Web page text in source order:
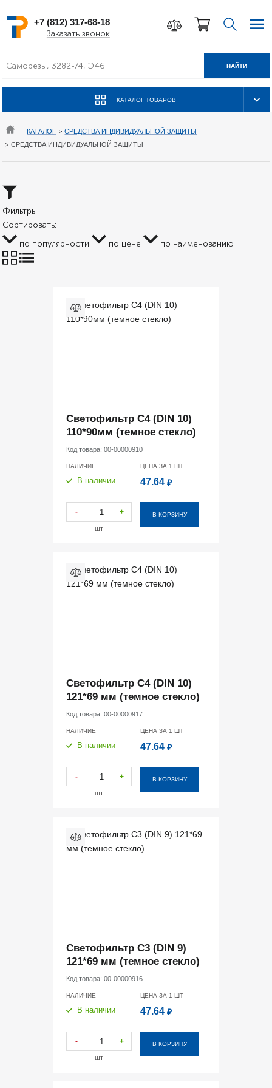
+7 (812) 317-68-18
Заказать звонок
КАТАЛОГ ТОВАРОВ
НАЙТИ
КАТАЛОГ >СРЕДСТВА ИНДИВИДУАЛЬНОЙ ЗАЩИТЫ
>СРЕДСТВА ИНДИВИДУАЛЬНОЙ ЗАЩИТЫ
Фильтры
Сортировать:
по популярности
по цене по наименованию
Светофильтр С4 (DIN 10)
110*90мм (темное стекло)
Код товара: 00-00000910
НАЛИЧИЕ
В наличии
ЦЕНА ЗА 1 ШТ
47.64 ₽
- +
шт
В КОРЗИНУ
Светофильтр С4 (DIN 10)
121*69 мм (темное стекло)
Код товара: 00-00000917
НАЛИЧИЕ
В наличии
ЦЕНА ЗА 1 ШТ
47.64 ₽
- +
шт
В КОРЗИНУ
Светофильтр С3 (DIN 9)
121*69 мм (темное стекло)
Код товара: 00-00000916
НАЛИЧИЕ
В наличии
ЦЕНА ЗА 1 ШТ
47.64 ₽
- +
шт
В КОРЗИНУ